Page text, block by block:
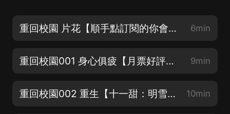
重回校園 片花【順手點訂閱的你會發財！】 6min
重回校園001 身心俱疲【月票好評需要你！】 9min
重回校園002 重生【十一甜：明雪/旁白】 10min